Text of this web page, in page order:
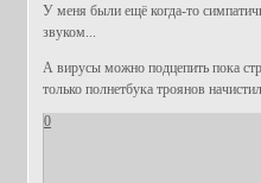
У меня были ещё когда-то
звуком...
А вирусы можно подцепить пока
только полнетбука троянов
0